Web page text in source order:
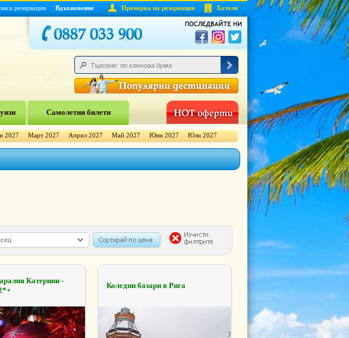
резервация Вдъхновение Проверка на резервация Хотели
Самолетни билети
2027 Март 2027 Април 2027 Май 2027 Юни 2027 Юли 2027
Катерини -
Коледни базари в Рига